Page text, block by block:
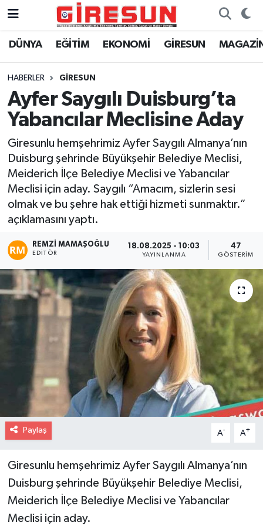
DÜNYA EĞİTİM EKONOMİ GİRESUN
HABERLER GİRESUN
Ayfer Saygılı Duisburg’ta
Yabancılar Meclisine Aday
Giresunlu hemşehrimiz Ayfer Saygılı Almanya’nın
Duisburg şehrinde Büyükşehir Belediye Meclisi,
Meiderich İlçe Belediye Meclisi ve Yabancılar
Meclisi için aday. Saygılı “Amacım, sizlerin sesi
olmak ve bu şehre hak ettiği hizmeti sunmaktır.”
açıklamasını yaptı.
REMZI MAMAŞOĞLU
EDITÖR
18.08.2025 - 10:03
YAYINLANMA
47
GÖSTERIM
Paylaş A- A+
Giresunlu hemşehrimiz Ayfer Saygılı Almanya’nın
Duisburg şehrinde Büyükşehir Belediye Meclisi,
Meiderich İlçe Belediye Meclisi ve Yabancılar
Meclisi için aday.
Hava Durumu
Trafik Durumu
Süper Lig Puan Durumu ve Fikstür
Son Dakika Haberleri
Haber Arşivi